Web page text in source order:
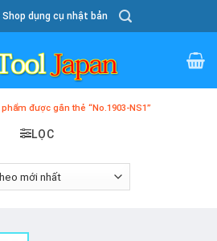
dụng cụ nhật bản
được gắn thẻ “No.1903-NS1”
LỌC